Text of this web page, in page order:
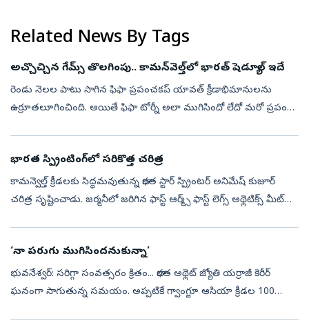
Related News By Tags
అచ్చొచ్చిన గేమ్స్‌ తొలగింపు.. కామన్‌వెల్త్‌లో భారత్‌ షెడ్యూల్‌ ఇదే
రెండు నెల‌ల పాటు సాగిన ఫిఫా ప్ర‌పంచ‌క‌ప్ యావ‌త్‌ క్రీడాభిమానుల‌ను
ఉర్రూత‌లూగించింది. అయితే ఫిఫా టోర్నీ అలా ముగిసిందో లేదో మ‌రో ప్ర‌పంచ
భారత స్ప్రింటింగ్‌లో సరికొత్త చరిత్ర
కామన్వెల్త్ క్రీడలకు సిద్ధమవుతున్న భారత స్టార్ స్ప్రింటర్ అనిమేష్ కుజూర్
చరిత్ర సృష్టించాడు. జర్మనీలో జరిగిన ఫాస్ట్ ఆర్మ్స్ ఫాస్ట్ లెగ్స్ అథ్లెటిక్స్ మీట్‌లో
‘నా పరుగు ముగిసిందనుకున్నా’
భువనేశ్వర్‌: సరిగ్గా సంవత్సరం క్రితం... భారత అథ్లెట్‌ జ్యోతి యర్రాజీ కెరీర్‌
ఘనంగా సాగుతున్న సమయం. అప్పటికే గ్వాంగ్జూ ఆసియా క్రీడల 100